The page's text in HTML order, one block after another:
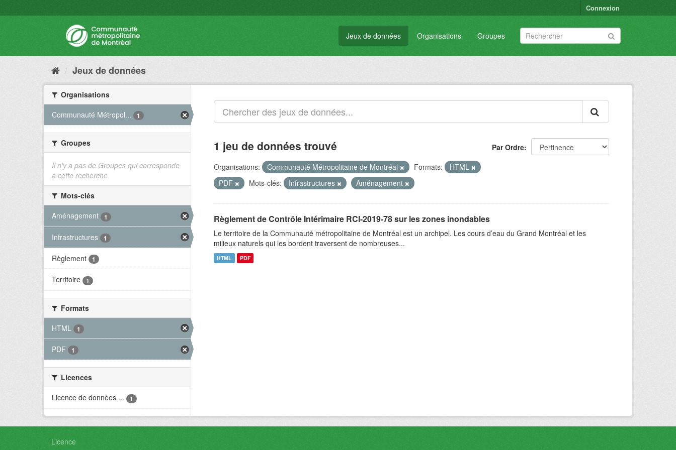
Connexion
Jeux de données Organisations Groupes
Jeux de données
Organisations
Communauté Métropol...
1
Groupes
Il n'y a pas de Groupes qui corresponde
à cette recherche
Mots-clés
Aménagement
1
Infrastructures 1
Règlement 1
Territoire 1
Formats
HTML
1
PDF 1
Licences
Licence de données ...
1
Par Ordre
1 jeu de données trouvé
Organisations: Communauté Métropolitaine de Montréal Formats:
HTML
PDF
Mots-clés: Infrastructures Aménagement
Règlement de Contrôle Intérimaire RCI-2019-78 sur les zones inondables
Le territoire de la Communauté métropolitaine de Montréal est un archipel. Les cours d’eau du Grand Montréal et les
milieux naturels qui les bordent traversent de nombreuses...
HTML PDF
Licence